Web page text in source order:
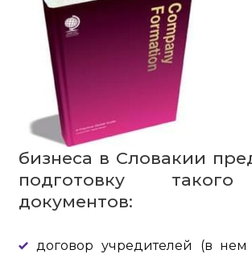
бизнеса в Словакии
подготовку
документов:
договор учредителей (в нем